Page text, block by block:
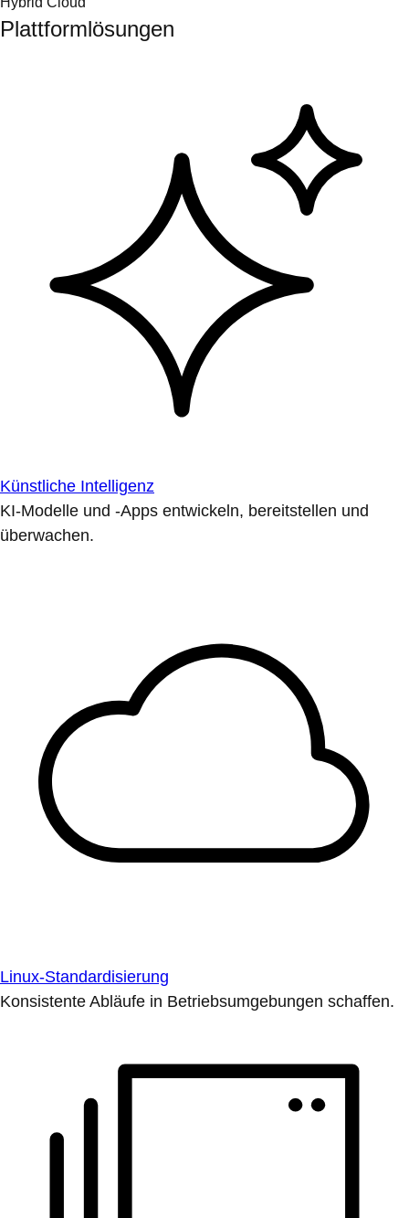
Plattformlösungen
Künstliche Intelligenz
KI-Modelle und -Apps entwickeln, bereitstellen und
überwachen.
Linux-Standardisierung
Konsistente Abläufe in Betriebsumgebungen schaffen.